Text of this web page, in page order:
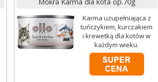
Karma uzupełniająca z
tuńczykiem, kurczakiem
i krewetką dla kotów w
każdym wieku.